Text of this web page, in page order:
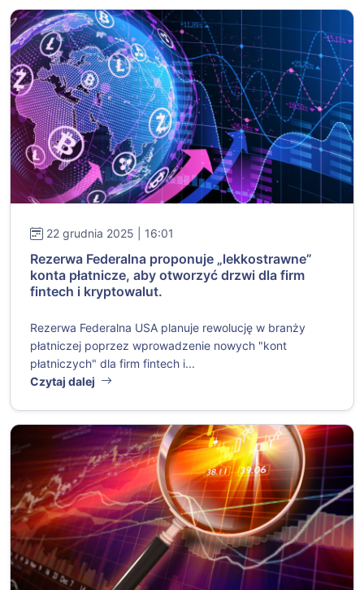
22 grudnia 2025 | 16:01
Rezerwa Federalna proponuje „lekkostrawne”
konta płatnicze, aby otworzyć drzwi dla firm
fintech i kryptowalut.
Rezerwa Federalna USA planuje rewolucję w branży
płatniczej poprzez wprowadzenie nowych "kont
płatniczych" dla firm fintech i...
Czytaj dalej